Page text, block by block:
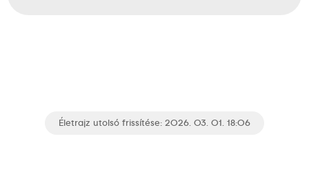
Életrajz utolsó frissítése: 2026. 03. 01. 18:06